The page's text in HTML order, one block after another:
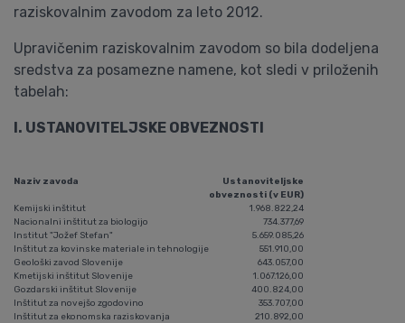
raziskovalnim zavodom za leto 2012.
Upravičenim raziskovalnim zavodom so bila dodeljena
sredstva za posamezne namene, kot sledi v priloženih
tabelah:
I. USTANOVITELJSKE OBVEZNOSTI
Naziv zavoda
Ustanoviteljske
obveznosti (v EUR)
Kemijski inštitut
1.968.822,24
Nacionalni inštitut za biologijo
734.377,69
Institut "Jožef Stefan"
5.659.085,26
Inštitut za kovinske materiale in tehnologije
551.910,00
Geološki zavod Slovenije
643.057,00
Kmetijski inštitut Slovenije
1.067.126,00
Gozdarski inštitut Slovenije
400.824,00
Inštitut za novejšo zgodovino
353.707,00
Inštitut za ekonomska raziskovanja
210.892,00